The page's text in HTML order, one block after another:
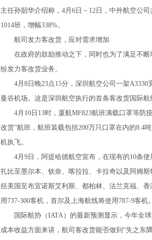
主任孙韶华介绍称，4月6日－12日，中外航空公
1014班，增幅338%。
航司发力客改货，应对需求增加
在政府的鼓励推动之下，同时也为了满足不
纷发力客改货业务。
4月8日晚23点15分，深圳航空公司一架
曼谷机场。这是深圳航空执行的首条客改货国际航
4月10日13时，厦航MF823航班满载口罩等防
改货”航班，航班装载包括200万只口罩在内的8.4
机执飞。
4月9日，阿提哈德航空宣布，在现有的10条
扎比至墨尔本、钦奈、喀拉拉、卡拉奇以及阿姆
括美国至布宜诺斯艾利斯、都柏林、法兰克福、
用737-300客机，首尔及上海航线将使用787-9客机。
国际航协（IATA）的最新预测显示，今年全
成本收益方面来讲，航司客改货能否做到“失之东